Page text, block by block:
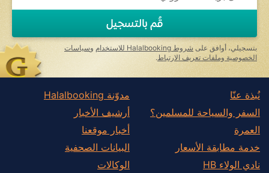
قُم بالتسجيل
بتسجيلي، أوافق علىشروط Halalbooking للاستخدام وسياسات
الخصوصية وملفات تعريف الارتباط.
نُبذة عنّا
السفر والسياحة للمسلمين؟
العمرة
خدمة مطابقة الأسعار
نادي الولاء HB
مدوّنة Halalbooking
أرشيف الأخبار
أخبار موقعنا
البيانات الصحفية
الوكالات